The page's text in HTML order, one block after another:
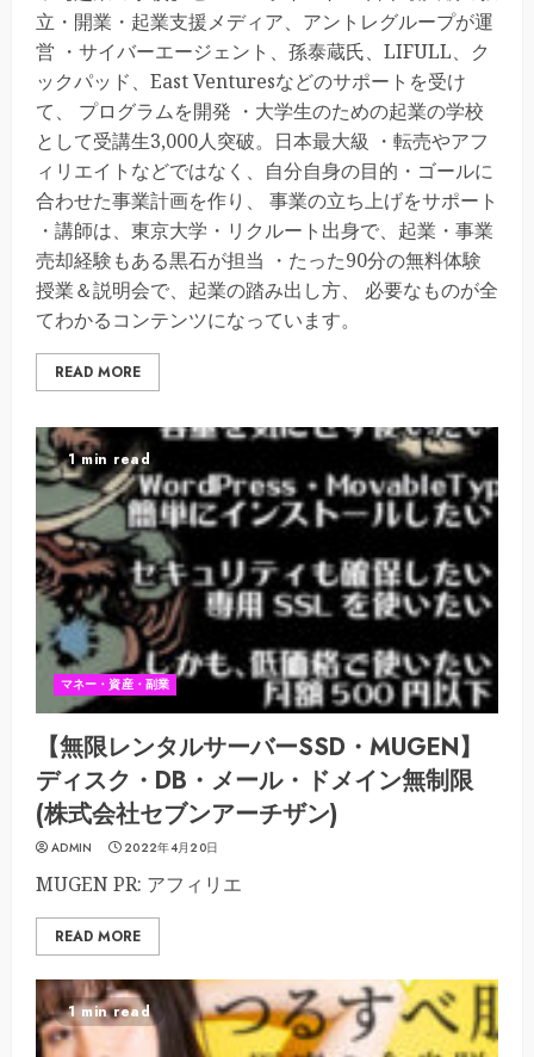
立・開業・起業支援メディア、アントレグループが運
営 ・サイバーエージェント、孫泰蔵氏、LIFULL、ク
ックパッド、East Venturesなどのサポートを受け
て、 プログラムを開発 ・大学生のための起業の学校
として受講生3,000人突破。日本最大級 ・転売やアフ
ィリエイトなどではなく、自分自身の目的・ゴールに
合わせた事業計画を作り、 事業の立ち上げをサポート
・講師は、東京大学・リクルート出身で、起業・事業
売却経験もある黒石が担当 ・たった90分の無料体験
授業＆説明会で、起業の踏み出し方、 必要なものが全
てわかるコンテンツになっています。
READ MORE
1 min read
マネー・資産・副業
【無限レンタルサーバーSSD・MUGEN】
ディスク・DB・メール・ドメイン無制限
(株式会社セブンアーチザン)
ADMIN 2022年4月20日
MUGEN PR: アフィリエ
READ MORE
1 min read